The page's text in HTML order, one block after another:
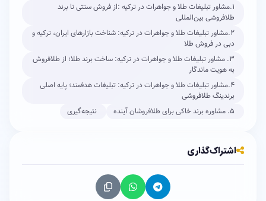
۱.مشاور تبلیغات طلا و جواهرات در ترکیه :از فروش سنتی تا برند
طلافروشی بین‌المللی
۲.مشاور تبلیغات طلا و جواهرات در ترکیه: شناخت بازارهای ایران، ترکیه و
دبی در فروش طلا
۳. مشاور تبلیغات طلا و جواهرات در ترکیه: ساخت برند طلا؛ از طلافروش
به هویت ماندگار
۴.مشاور تبلیغات طلا و جواهرات در ترکیه: تبلیغات هدفمند؛ پایه اصلی
برندینگ طلافروشی
۵. مشاوره برند خاکی برای طلافروشان آینده
نتیجه‌گیری
اشتراک‌گذاری